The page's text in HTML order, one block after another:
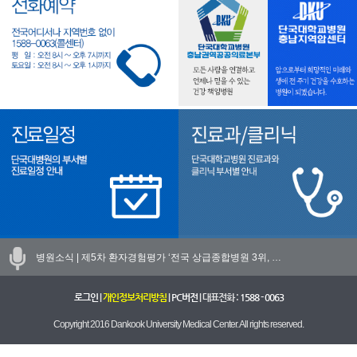
병원소식 | 제5차 환자경험평가 ‘전국 상급종합병원 3위, …
로그인| 개인정보처리방침| PC버전| 대표전화 : 1588 - 0063
Copyright 2016 Dankook University Medical Center. All rights reserved.